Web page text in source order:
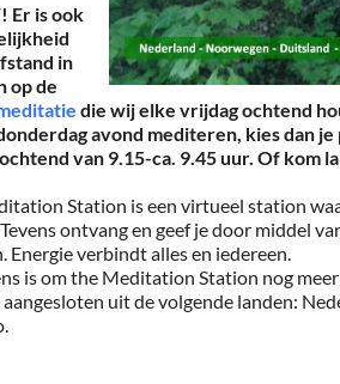
Er is ook
in
op de
die wij elke vrijdag ochtend
avond mediteren, kies dan
van 9.15-ca. 9.45 uur. Of kom
Station is een virtueel station
ontvang en geef je door middel
Energie verbindt alles en iedereen.
is om the Meditation Station nog
aangesloten uit de volgende landen: